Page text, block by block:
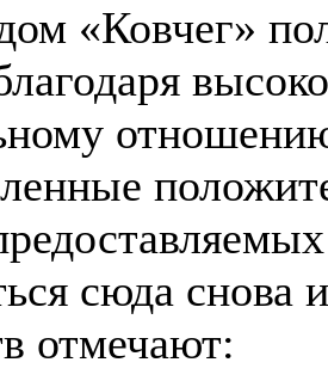
«Ковчег»
сюда снова
отмечают: